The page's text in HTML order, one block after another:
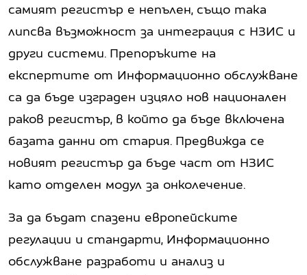
самият регистър е непълен, също така
липсва възможност за интеграция с НЗИС и
други системи. Препоръките на
експертите от Информационно обслужване
са да бъде изграден изцяло нов национален
раков регистър, в който да бъде включена
базата данни от стария. Предвижда се
новият регистър да бъде част от НЗИС
като отделен модул за онколечение.
За да бъдат спазени европейските
регулации и стандарти, Информационно
обслужване разработи и анализ и